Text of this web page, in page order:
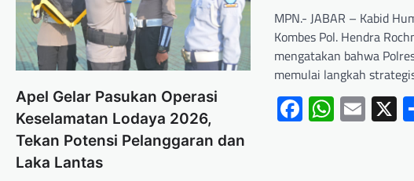
Apel Gelar Pasukan Operasi
Keselamatan Lodaya 2026,
Tekan Potensi Pelanggaran dan
Laka Lantas
MPN.- JABAR – Kabid
Kombes Pol. Hendra
mengatakan bahwa
memulai langkah
FacebookX